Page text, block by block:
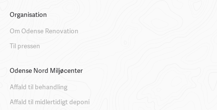
Organisation
Om Odense Renovation
Til pressen
Odense Nord Miljøcenter
Affald til behandling
Affald til midlertidigt deponi